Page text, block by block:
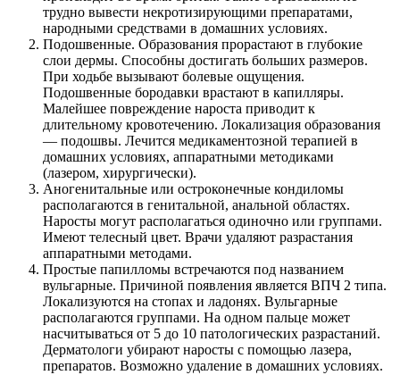
трудно вывести некротизирующими препаратами,
народными средствами в домашних условиях.
Подошвенные. Образования прорастают в глубокие
слои дермы. Способны достигать больших размеров.
При ходьбе вызывают болевые ощущения.
Подошвенные бородавки врастают в капилляры.
Малейшее повреждение нароста приводит к
длительному кровотечению. Локализация образования
— подошвы. Лечится медикаментозной терапией в
домашних условиях, аппаратными методиками
(лазером, хирургически).
Аногенитальные или остроконечные кондиломы
располагаются в генитальной, анальной областях.
Наросты могут располагаться одиночно или группами.
Имеют телесный цвет. Врачи удаляют разрастания
аппаратными методами.
Простые папилломы встречаются под названием
вульгарные. Причиной появления является ВПЧ 2 типа.
Локализуются на стопах и ладонях. Вульгарные
располагаются группами. На одном пальце может
насчитываться от 5 до 10 патологических разрастаний.
Дерматологи убирают наросты с помощью лазера,
препаратов. Возможно удаление в домашних условиях.